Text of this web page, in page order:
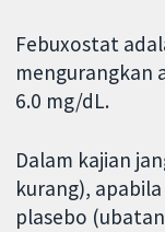
Febuxostat
mengurangkan
6.0 mg/dL.
Dalam kajian
kurang),
plasebo